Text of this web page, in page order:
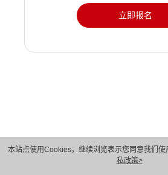
本站点使用Cookies，继续浏览表示您同意我们使
私政策>
立即报名
版权所有 © 华为技术有限公司 1998-2026。 保留
隐私保护
法律声明